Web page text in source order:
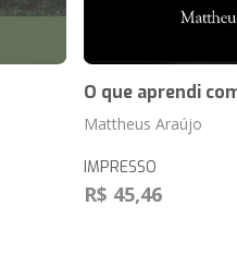
O que aprendi
Mattheus Araújo
IMPRESSO
R$ 45,46